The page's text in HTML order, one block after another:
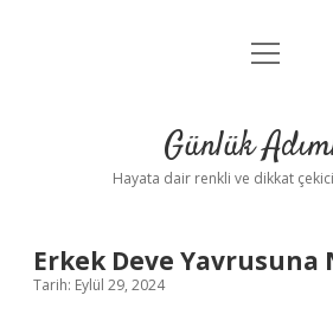
Anasayfa
Yasal Uyarı
menüyü
Günlük
Hayata dair renkli ve dikkat
Erkek Deve Yavrusuna
Tarih: Eylül 29, 2024